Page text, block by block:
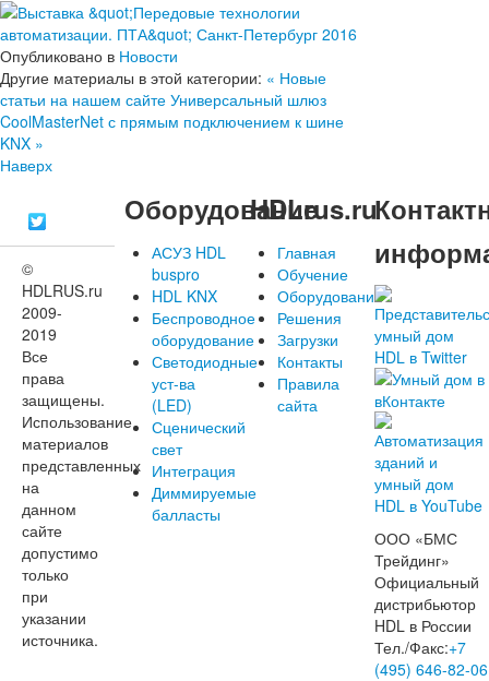
Опубликовано в Новости
Другие материалы в этой категории: « Новые
статьи на нашем сайте Универсальный шлюз
‪‎CoolMasterNet‬ с прямым подключением к шине
‪‎KNX‬ »
Наверх
©
HDLRUS.ru
2009-
2019
Все
права
защищены.
Использование
материалов
представленных
на
данном
сайте
допустимо
только
при
указании
источника.
Оборудование
АСУЗ HDL
buspro
HDL KNX
Беспроводное
оборудование
Светодиодные
уст-ва
(LED)
Сценический
свет
Интеграция
Диммируемые
балласты
HDLrus.ru
Главная
Обучение
Оборудование
Решения
Загрузки
Контакты
Правила
сайта
ООО «БМС
Трейдинг»
Официальный
дистрибьютор
HDL в России
Тел./Факс:+7
(495) 646-82-06